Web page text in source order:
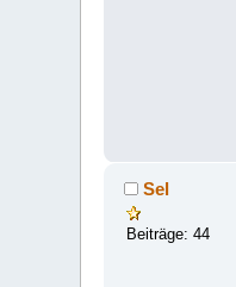
Sel
Beiträge: 44